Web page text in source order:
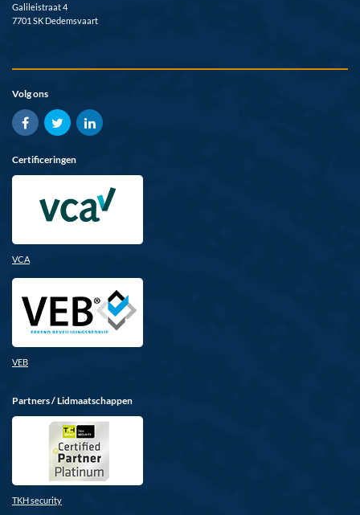
Galileistraat 4
7701 SK Dedemsvaart
Volg ons
Certificeringen
VCA
VEB
Partners / Lidmaatschappen
TKH security